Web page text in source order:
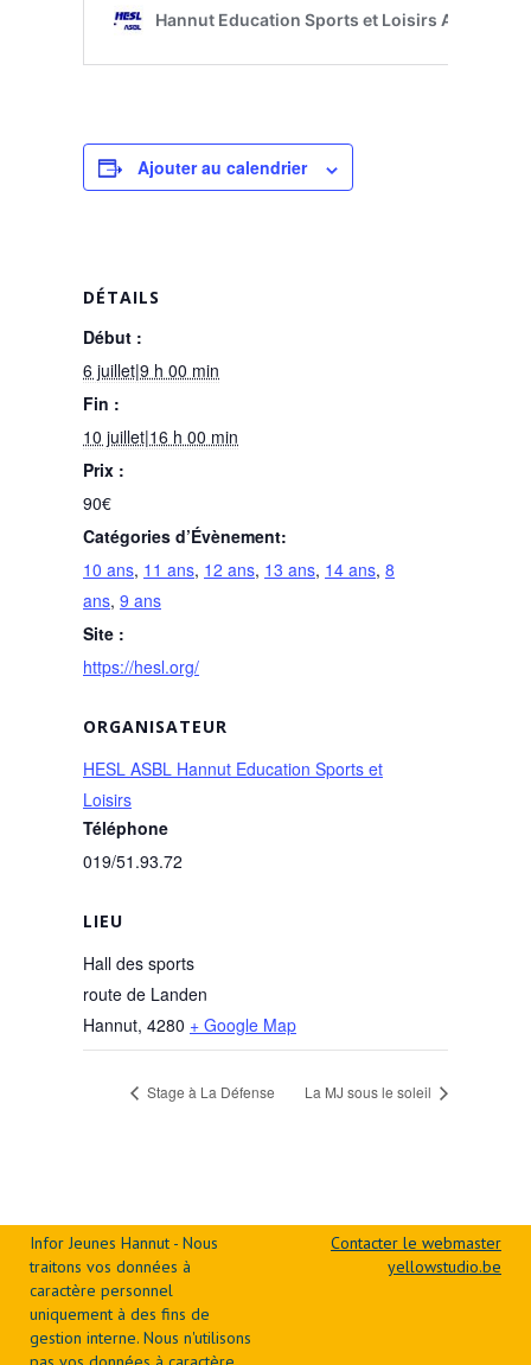
Ajouter au calendrier
DÉTAILS
Début :
6 juillet|9 h 00 min
Fin :
10 juillet|16 h 00 min
Prix :
90€
Catégories d’Évènement:
10 ans, 11 ans, 12 ans, 13 ans, 14 ans, 8
ans, 9 ans
Site :
https://hesl.org/
LIEU
Hall des sports
route de Landen
Hannut, 4280 + Google Map
ORGANISATEUR
HESL ASBL Hannut Education Sports et
Loisirs
Téléphone
019/51.93.72
Stage à La Défense La MJ sous le soleil
Infor Jeunes Hannut - Nous
traitons vos données à
caractère personnel
uniquement à des fins de
gestion interne. Nous n'utilisons
Contacter le webmaster
yellowstudio.be